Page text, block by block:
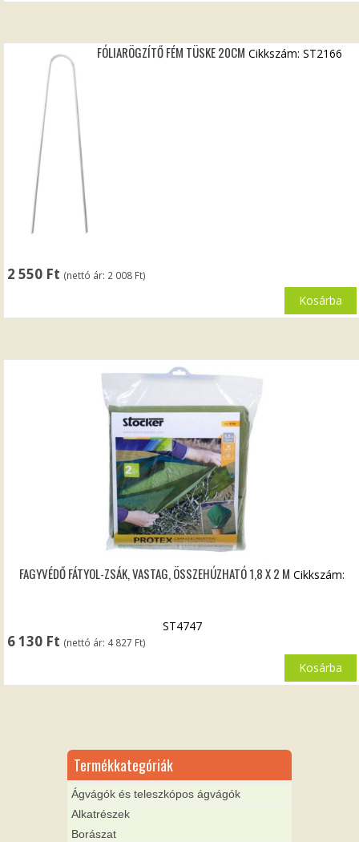
FÓLIARÖGZÍTŐ FÉM TÜSKE 20CM
2 550 Ft (nettó ár: 2 008 Ft)
Cikkszám: ST2166
Kosárba
FAGYVÉDŐ FÁTYOL-ZSÁK, VASTAG, ÖSSZEHÚZHATÓ 1,8 X 2 M
6 130 Ft (nettó ár: 4 827 Ft)
Cikkszám:
ST4747
Kosárba
Termékkategóriák
Ágvágók és teleszkópos ágvágók
Alkatrészek
Borászat